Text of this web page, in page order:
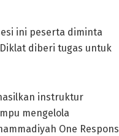
ini peserta diminta
diberi tugas untuk
instruktur
mengelola
One Respons